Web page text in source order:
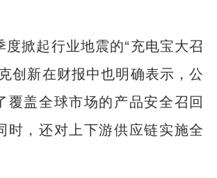
度掀起行业地震的“充电宝大召
创新在财报中也明确表示，公
覆盖全球市场的产品安全召回
时，还对上下游供应链实施全